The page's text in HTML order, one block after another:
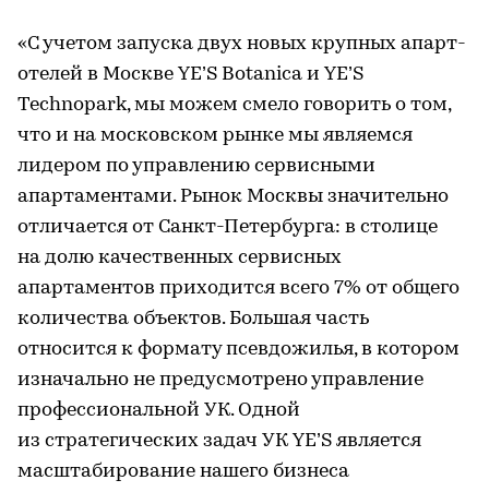
«С учетом запуска двух новых крупных апарт-
отелей в Москве YE’S Botanica и YE’S
Technopark, мы можем смело говорить о том,
что и на московском рынке мы являемся
лидером по управлению сервисными
апартаментами. Рынок Москвы значительно
отличается от Санкт-Петербурга: в столице
на долю качественных сервисных
апартаментов приходится всего 7% от общего
количества объектов. Большая часть
относится к формату псевдожилья, в котором
изначально не предусмотрено управление
профессиональной УК. Одной
из стратегических задач УК YE’S является
масштабирование нашего бизнеса